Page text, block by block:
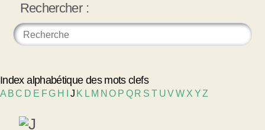
Rechercher :
Index alphabétique des mots clefs
A BC D E FG H J K L M NO P Q R S T UVW X YZ